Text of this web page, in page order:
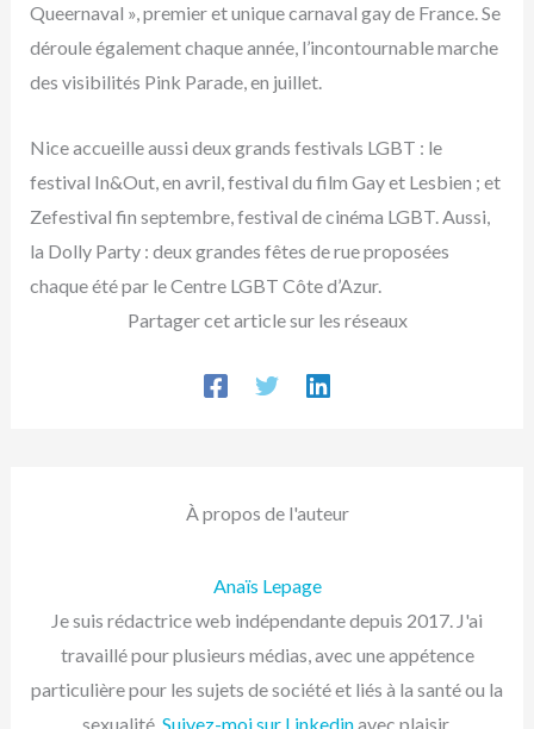
Queernaval », premier et unique carnaval gay de France. Se
déroule également chaque année, l’incontournable marche
des visibilités Pink Parade, en juillet.
Nice accueille aussi deux grands festivals LGBT : le
festival In&Out, en avril, festival du film Gay et Lesbien ; et
Zefestival fin septembre, festival de cinéma LGBT. Aussi,
la Dolly Party : deux grandes fêtes de rue proposées
chaque été par le Centre LGBT Côte d’Azur.
Partager cet article sur les réseaux
À propos de l'auteur
Anaïs Lepage
Je suis rédactrice web indépendante depuis 2017. J'ai
travaillé pour plusieurs médias, avec une appétence
particulière pour les sujets de société et liés à la santé ou la
sexualité. Suivez-moi sur Linkedinavec plaisir.